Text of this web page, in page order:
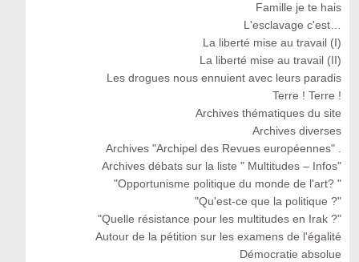
Famille je te hais
L'esclavage c'est…
La liberté mise au travail (I)
La liberté mise au travail (II)
Les drogues nous ennuient avec leurs paradis
Terre ! Terre !
Archives thématiques du site
Archives diverses
Archives "Archipel des Revues européennes" .
Archives débats sur la liste " Multitudes – Infos"
"Opportunisme politique du monde de l'art? "
"Qu'est-ce que la politique ?"
"Quelle résistance pour les multitudes en Irak ?"
Autour de la pétition sur les examens de l'égalité
Démocratie absolue